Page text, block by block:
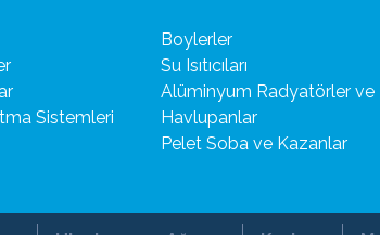
Sistemleri
Boylerler
Su Isıtıcıları
Alüminyum Radyatörler ve
Havlupanlar
Pelet Soba ve Kazanlar